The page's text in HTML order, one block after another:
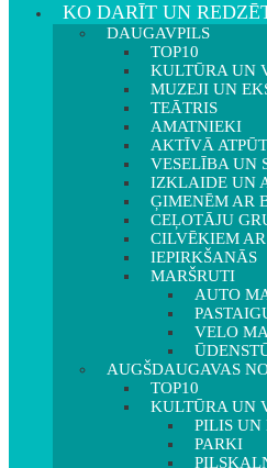
KO DARĪT UN
DAUGAVPILS
TOP10
KULTŪRA UN
MUZEJI UN
TEĀTRIS
AMATNIEKI
AKTĪVĀ
VESELĪBA UN
IZKLAIDE UN
ĢIMENĒM AR
CEĻOTĀJU
CILVĒKIEM
IEPIRKŠANĀS
MARŠRUTI
AUTO
VELO
AUGŠDAUGAVAS
TOP10
KULTŪRA UN
PILIS UN
PARKI